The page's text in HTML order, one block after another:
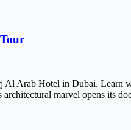
Arab Hotel in Dubai. Learn
marvel opens its